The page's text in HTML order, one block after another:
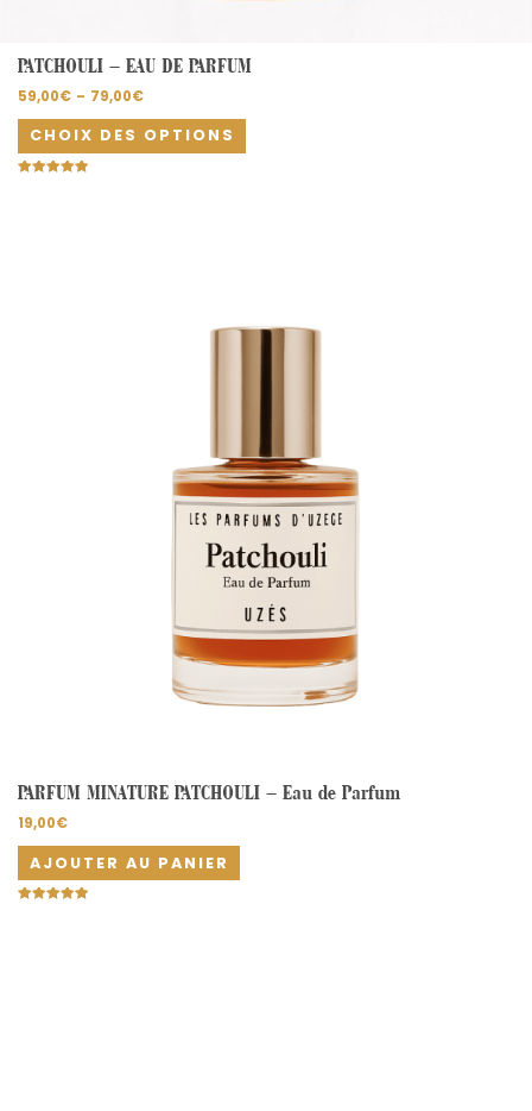
PATCHOULI – EAU DE PARFUM
59,00€ – 79,00€
CHOIX DES OPTIONS
PARFUM MINATURE PATCHOULI – Eau de Parfum
19,00€
AJOUTER AU PANIER